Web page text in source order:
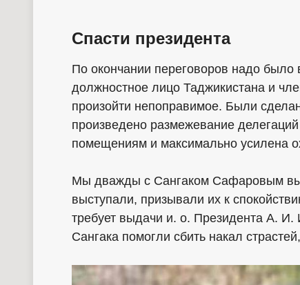
Спасти президента
По окончании переговоров надо было
должностное лицо Таджикистана и
произойти непоправимое. Были
произведено размежевание
помещениям и максимально усилена
Мы дважды с Сангаком Сафаровым
выступали, призывали их к
требует выдачи и. о. Президента А. И.
Сангака помогли сбить накал